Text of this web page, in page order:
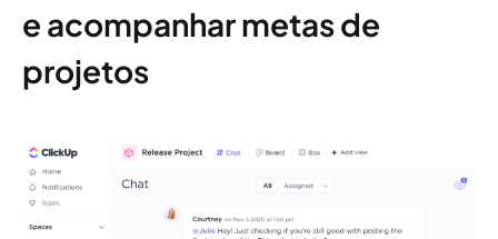
e acompanhar metas de
projetos